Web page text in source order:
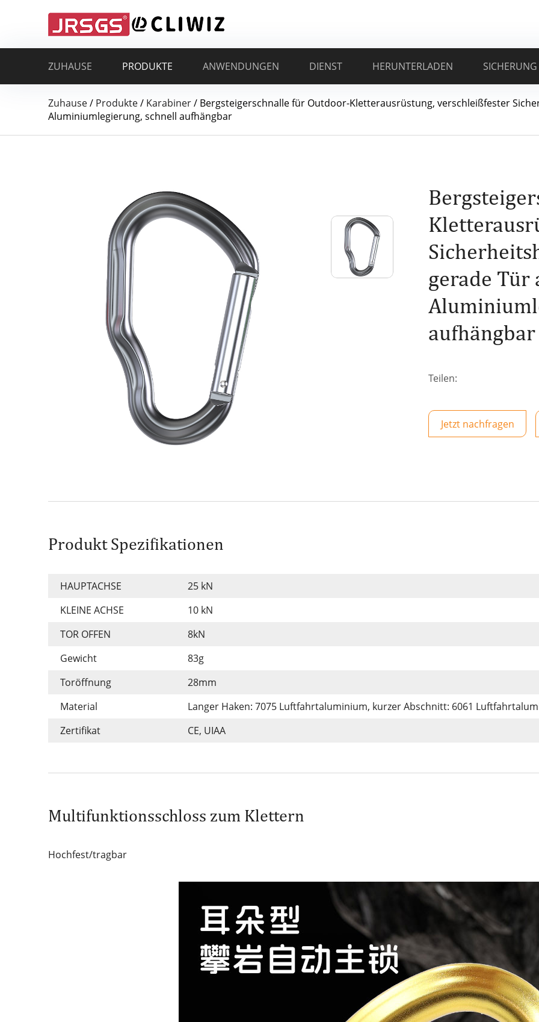
ZUHAUSE PRODUKTE ANWENDUNGEN DIENST HERUNTERLADEN SICHERUNG
Zuhause/ Produkte/ Karabiner/ Bergsteigerschnalle für Outdoor-Kletterausrüstung, verschleißfester
Aluminiumlegierung, schnell aufhängbar
gerade Tür
aufhängbar
Teilen:
Jetzt nachfragen
Produkt Spezifikationen
HAUPTACHSE
25 kN
KLEINE ACHSE
10 kN
TOR OFFEN
8kN
Gewicht
83g
Toröffnung
28mm
Material
Langer Haken: 7075 Luftfahrtaluminium, kurzer Abschnitt: 6061
Zertifikat
CE, UIAA
Multifunktionsschloss zum Klettern
Hochfest/tragbar